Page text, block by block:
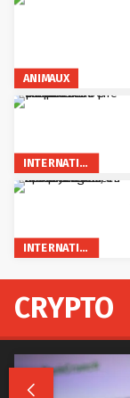
ANIMAUX
INTERNATIONAL
INTERNATIONAL
CRYPTO
